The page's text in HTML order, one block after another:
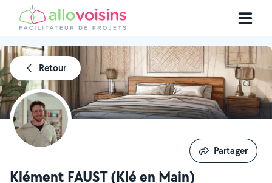
Retour
Klément FAUST (Klé en Main)
Partager
Partager